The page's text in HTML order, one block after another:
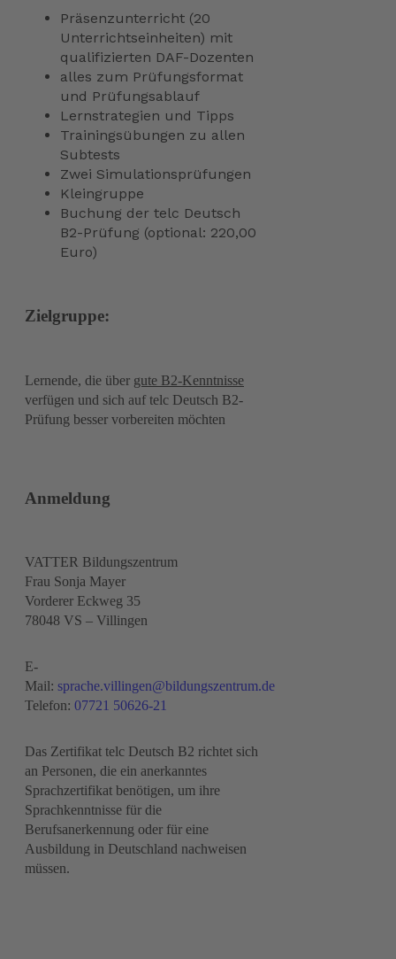
Präsenzunterricht (20
Unterrichtseinheiten) mit
qualifizierten DAF-Dozenten
alles zum Prüfungsformat
und Prüfungsablauf
Lernstrategien und Tipps
Trainingsübungen zu allen
Subtests
Zwei Simulationsprüfungen
Kleingruppe
Buchung der telc Deutsch
B2-Prüfung (optional: 220,00
Euro)
Zielgruppe:
Lernende, die über gute B2-Kenntnisse
verfügen und sich auf telc Deutsch B2-
Prüfung besser vorbereiten möchten
Anmeldung
VATTER Bildungszentrum
Frau Sonja Mayer
Vorderer Eckweg 35
78048 VS – Villingen
E-
Mail: sprache.villingen@bildungszentrum.de
Telefon: 07721 50626-21
Das Zertifikat telc Deutsch B2 richtet sich
an Personen, die ein anerkanntes
Sprachzertifikat benötigen, um ihre
Sprachkenntnisse für die
Berufsanerkennung oder für eine
Ausbildung in Deutschland nachweisen
müssen.